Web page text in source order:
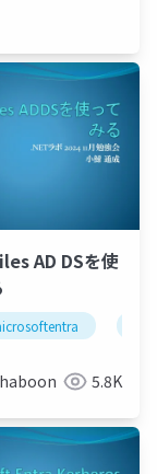
directory
AD DSを使
5.8K